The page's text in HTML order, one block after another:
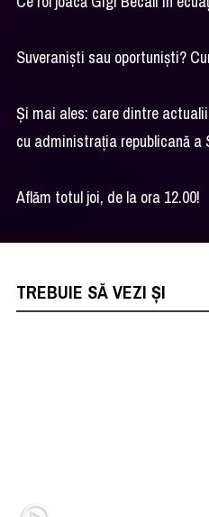
Suveraniști sau oportuniști?
Și mai ales: care dintre
cu administrația republicană a
Aflăm totul joi, de la ora 12.00!
TREBUIE SĂ VEZI ȘI